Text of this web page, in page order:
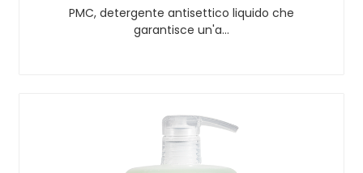
PMC, detergente antisettico liquido che
garantisce un'a…